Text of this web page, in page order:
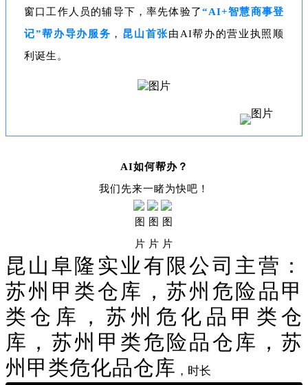
窗口工作人员的辅导下，率先体验了“AI+智慧商事登
记”帮办导办服务 ， 昆山首张由AI帮办的营业执照顺
利诞生。
AI如何帮办？
我们先来一睹为快吧！
昆山阜隆实业有限公司主营：
苏州甲类仓库，苏州危险品甲
类仓库，苏州危化品甲类仓
库，苏州甲类危险品仓库，苏
州甲类危化品仓库 ，时长